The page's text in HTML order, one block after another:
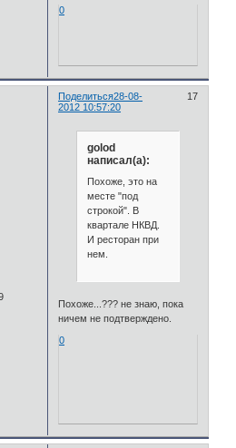
0
Поделиться 17
28-08-
2012 10:57:20
golod
написал(а):
Похоже, это на
месте "под
строкой". В
квартале НКВД.
И ресторан при
нем.
Похоже...??? не знаю, пока
ничем не подтверждено.
0